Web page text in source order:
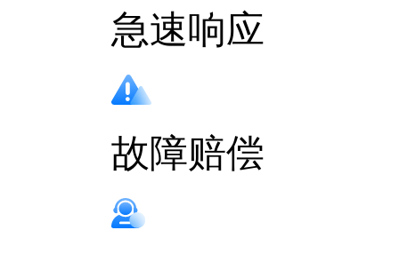
急速响应
故障赔偿